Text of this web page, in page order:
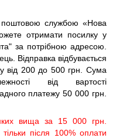
поштовою службою «Нова
отримати посилку у
за потрібною адресою.
Відправка відбувається
від 200 до 500 грн. Сума
від вартості
платежу 50 000 грн.
вища за 15 000 грн.
після 100% оплати